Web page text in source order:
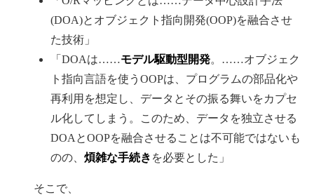
(DOA)とオブジェクト指向開発(OOP)を融合させ
た技術」
「DOAは……モデル駆動型開発。……オブジェク
ト指向言語を使うOOPは、プログラムの部品化や
再利用を想定し、データとその振る舞いをカプセ
ル化してしまう。このため、データを独立させる
DOAとOOPを融合させることは不可能ではないも
のの、 煩雑な手続き を必要とした」
そこで、